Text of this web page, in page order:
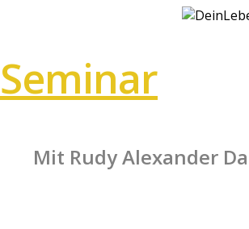
Seminar
Mit Rudy Alexander